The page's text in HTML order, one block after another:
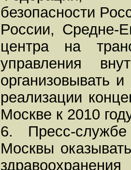
безопасности
России, Средне-
центра на
управления
организовывать
реализации
Москве к 2010
6. Пресс-
Москвы